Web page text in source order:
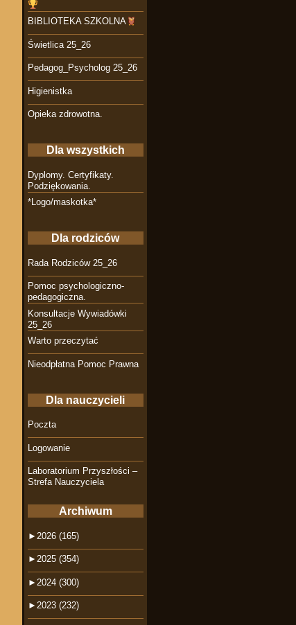
BIBLIOTEKA SZKOLNA
Świetlica 25_26
Pedagog_Psycholog 25_26
Higienistka
Opieka zdrowotna.
Dla wszystkich
Dyplomy. Certyfikaty.
Podziękowania.
*Logo/maskotka*
Dla rodziców
Rada Rodziców 25_26
Pomoc psychologiczno-
pedagogiczna.
Konsultacje Wywiadówki
25_26
Warto przeczytać
Nieodpłatna Pomoc Prawna
Dla nauczycieli
Poczta
Logowanie
Laboratorium Przyszłości –
Strefa Nauczyciela
Archiwum
► 2026 (165)
► 2025 (354)
► 2024 (300)
► 2023 (232)